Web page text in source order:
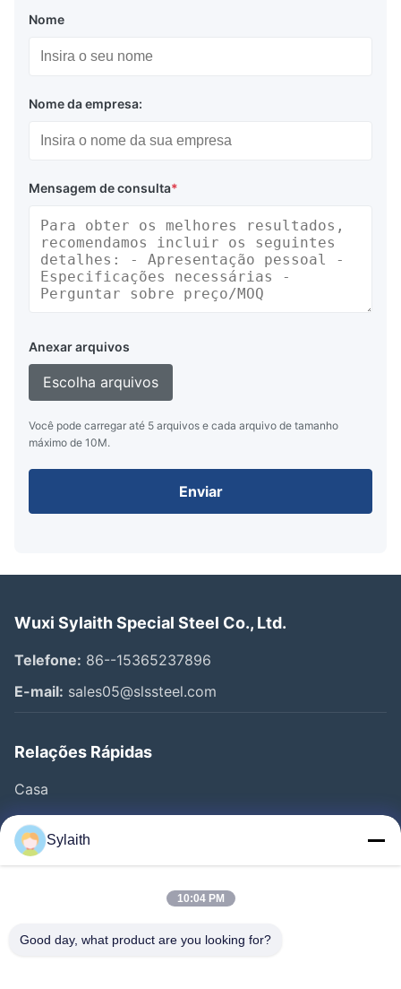
Nome
Nome da empresa:
Mensagem de consulta*
Anexar arquivos
Escolha arquivos
Você pode carregar até 5 arquivos e cada arquivo de tamanho
máximo de 10M.
Enviar
Wuxi Sylaith Special Steel Co., Ltd.
Telefone: 86--15365237896
E-mail: sales05@slssteel.com
Relações Rápidas
Casa
Produtos
Vídeos
Controle De Qualidade
Sylaith
10:04 PM
Good day, what product are you looking for?